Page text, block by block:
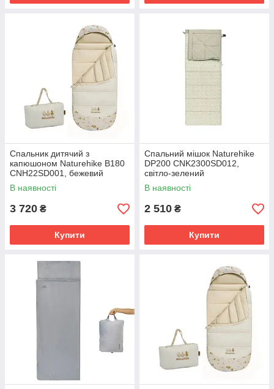
Спальник дитячий з
капюшоном Naturehike B180
CNH22SD001, бежевий
В наявності
3 720 ₴
Купити
Спальний мішок Naturehike
DP200 CNK2300SD012,
світло-зелений
В наявності
2 510 ₴
Купити